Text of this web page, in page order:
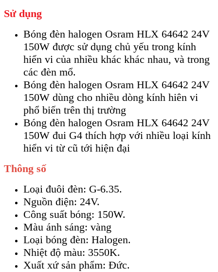
Sử dụng
Bóng đèn halogen Osram HLX 64642 24V
150W được sử dụng chủ yếu trong kính
hiển vi của nhiều khác khác nhau, và trong
các đèn mổ.
Bóng đèn halogen Osram HLX 64642 24V
150W dùng cho nhiều dòng kính hiên vi
phổ biến trên thị trường
Bóng đèn halogen Osram HLX 64642 24V
150W đui G4 thích hợp với nhiều loại kính
hiển vi từ cũ tới hiện đại
Thông số
Loại đuôi đèn: G-6.35.
Nguồn điện: 24V.
Công suất bóng: 150W.
Màu ánh sáng: vàng
Loại bóng đèn: Halogen.
Nhiệt độ màu: 3550K.
Xuất xứ sản phẩm: Đức.